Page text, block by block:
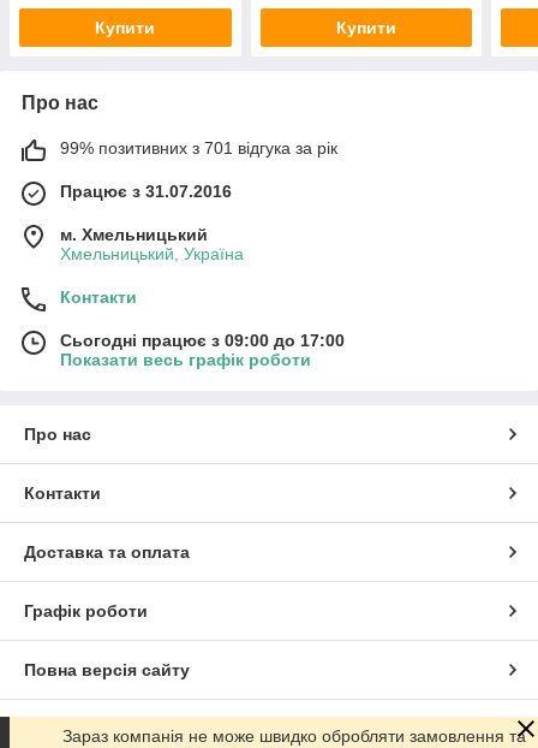
Купити Купити
Про нас
99% позитивних з 701 відгука за рік
Працює з 31.07.2016
м. Хмельницький
Хмельницький, Україна
Контакти
Сьогодні працює з 09:00 до 17:00
Показати весь графік роботи
Про нас
Контакти
Доставка та оплата
Графік роботи
Повна версія сайту
Сайт створено на маркетплейсіProm.ua
Зараз компанія не може швидко обробляти замовлення та